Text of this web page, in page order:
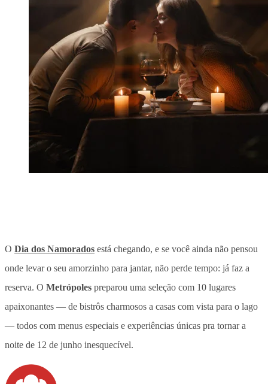
O Dia dos Namorados está chegando, e se você ainda não pensou
onde levar o seu amorzinho para jantar, não perde tempo: já faz a
reserva. O Metrópoles preparou uma seleção com 10 lugares
apaixonantes — de bistrôs charmosos a casas com vista para o lago
— todos com menus especiais e experiências únicas pra tornar a
noite de 12 de junho inesquecível.